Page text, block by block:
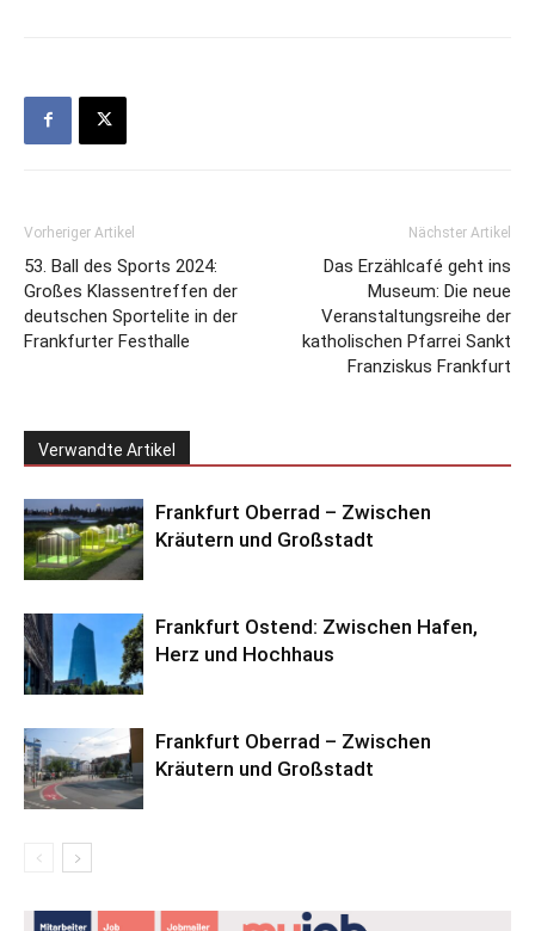
Vorheriger Artikel
53. Ball des Sports 2024:
Großes Klassentreffen der
deutschen Sportelite in der
Frankfurter Festhalle
Nächster Artikel
Das Erzählcafé geht ins
Museum: Die neue
Veranstaltungsreihe der
katholischen Pfarrei Sankt
Franziskus Frankfurt
Verwandte Artikel
Frankfurt Oberrad – Zwischen
Kräutern und Großstadt
Frankfurt Ostend: Zwischen Hafen,
Herz und Hochhaus
Frankfurt Oberrad – Zwischen
Kräutern und Großstadt